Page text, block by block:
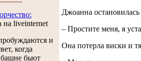
и
когда
башне бьют
Джоанна
– Простите меня, я
Она потерла виски и